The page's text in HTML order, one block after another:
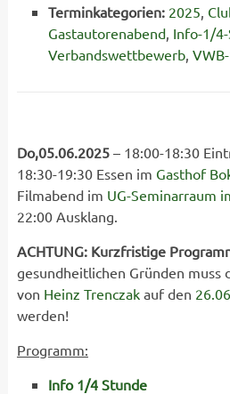
Terminkategorien: 2025,
Gastautorenabend, Info-1/
Verbandswettbewerb,
Do,05.06.2025– 18:00-18:30
18:30-19:30 Essen im Gasthof
Filmabend im UG-Seminarraum
22:00 Ausklang.
ACHTUNG: Kurzfristige
gesundheitlichen Gründen muss
von Heinz Trenczakauf den
werden!
Programm:
Info 1/4 Stunde